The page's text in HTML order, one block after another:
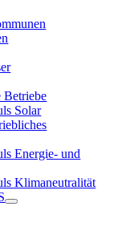
Betriebe
Solar
Energie- und
Klimaneutralität